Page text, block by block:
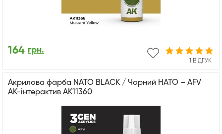
1 ВІДГУК
164 грн.
Акрилова фарба NATO BLACK / Чорний НАТО – AFV
АК-інтерактив AK11360